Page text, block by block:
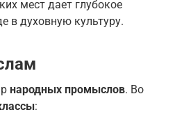
мест дает глубокое
в духовную культуру.
народных промыслов. Во
: